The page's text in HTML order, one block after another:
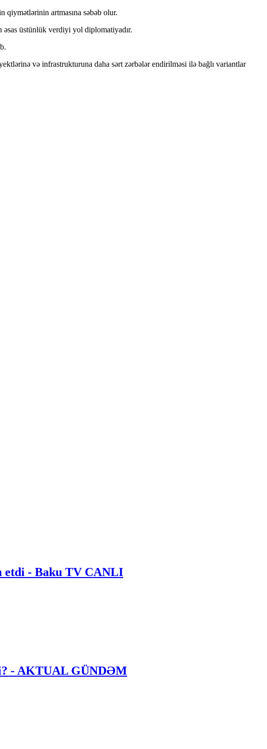
qiymətlərinin artmasına səbəb olur.
üstünlük verdiyi yol diplomatiyadır.
və infrastrukturuna daha sərt zərbələr endirilməsi ilə bağlı variantlar
etdi - Baku TV CANLI
- AKTUAL GÜNDƏM